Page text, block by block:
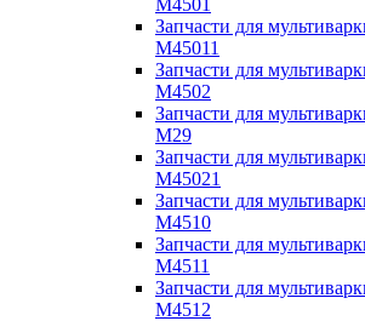
M4501
Запчасти для
M45011
Запчасти для
M4502
Запчасти для
M29
Запчасти для
M45021
Запчасти для
M4510
Запчасти для
M4511
Запчасти для
M4512